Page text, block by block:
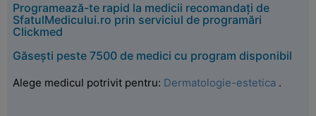
Programează-te rapid la medicii recomandați de
SfatulMedicului.ro prin serviciul de programări
Clickmed
Găsești peste 7500 de medici cu program disponibil
Alege medicul potrivit pentru: Dermatologie-estetica .